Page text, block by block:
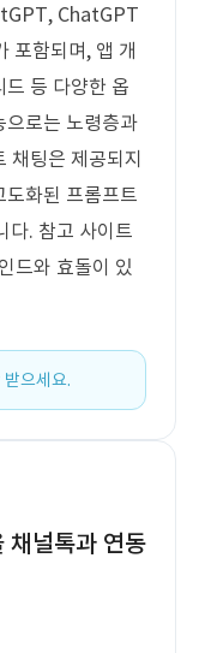
ChatGPT
포함되며, 앱 개
드 등 다양한 옵
으로는 노령층과
채팅은 제공되지
도화된 프롬프트
다. 참고 사이트
드와 효돌이 있
으세요.
채널톡과 연동